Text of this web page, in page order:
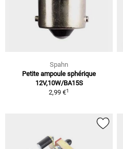
Spahn
Petite ampoule sphérique
12V,10W/BA15S
2,99 €1